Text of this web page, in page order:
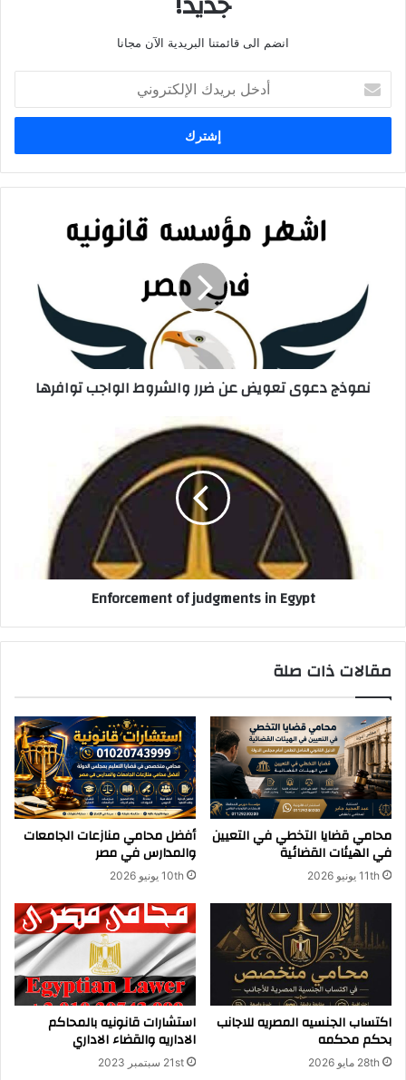
انضم الى قائمتنا البريدية الآن مجانا
بريدك
الإلكتروني
والشروط
الواجب
نموذج دعوى تعويض عن ضرر والشروط الواجب توافرها
Enforcement of judgments in Egypt
مقالات ذات صلة
محامي قضايا التخطي في التعيين
في الهيئات القضائية
11th يونيو 2026
أفضل محامي منازعات الجامعات
والمدارس في مصر
10th يونيو 2026
اكتساب الجنسيه المصريه للاجانب
بحكم محكمه
28th مايو 2026
استشارات قانونيه بالمحاكم
الاداريه والقضاء الاداري
21st سبتمبر 2023